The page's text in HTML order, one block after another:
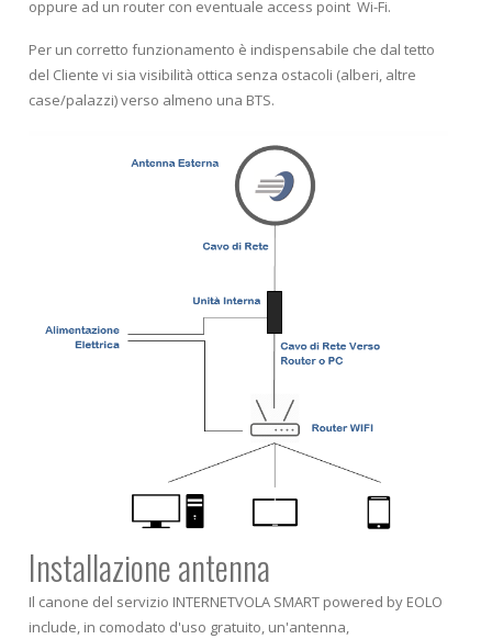
oppure ad un router con eventuale access point Wi-Fi.
Per un corretto funzionamento è indispensabile che dal tetto
del Cliente vi sia visibilità ottica senza ostacoli (alberi, altre
case/palazzi) verso almeno una BTS.
Installazione antenna
Il canone del servizio INTERNETVOLA SMART powered by EOLO
include, in comodato d'uso gratuito, un'antenna,